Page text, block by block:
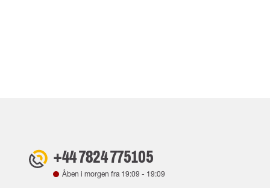
+44 7824 775105
Åben i morgen fra 19:09 - 19:09